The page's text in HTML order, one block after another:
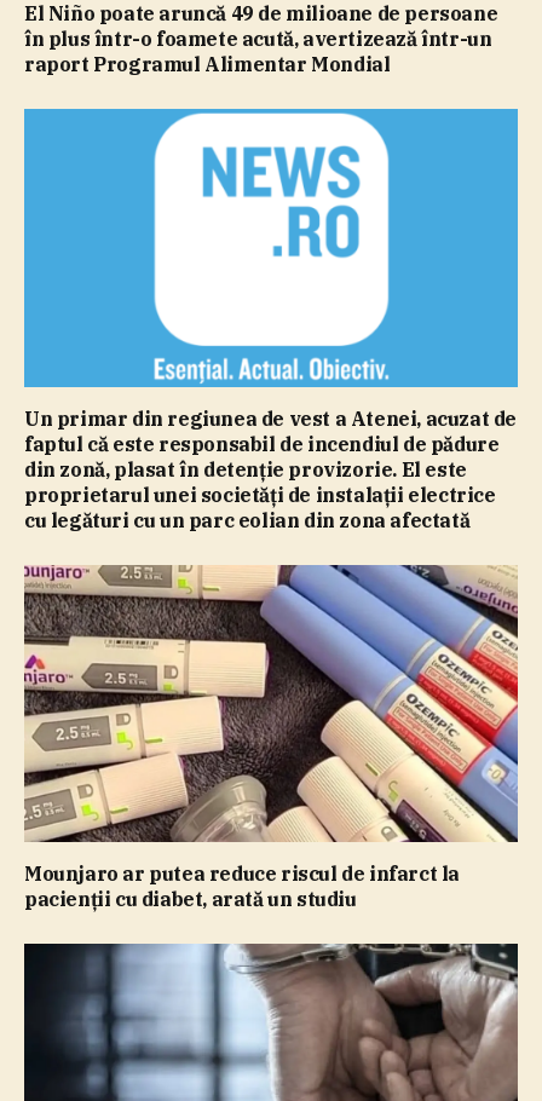
El Niño poate aruncă 49 de milioane de persoane
în plus într-o foamete acută, avertizează într-un
raport Programul Alimentar Mondial
Un primar din regiunea de vest a Atenei, acuzat de
faptul că este responsabil de incendiul de pădure
din zonă, plasat în detenţie provizorie. El este
proprietarul unei societăţi de instalaţii electrice
cu legături cu un parc eolian din zona afectată
Mounjaro ar putea reduce riscul de infarct la
pacienţii cu diabet, arată un studiu